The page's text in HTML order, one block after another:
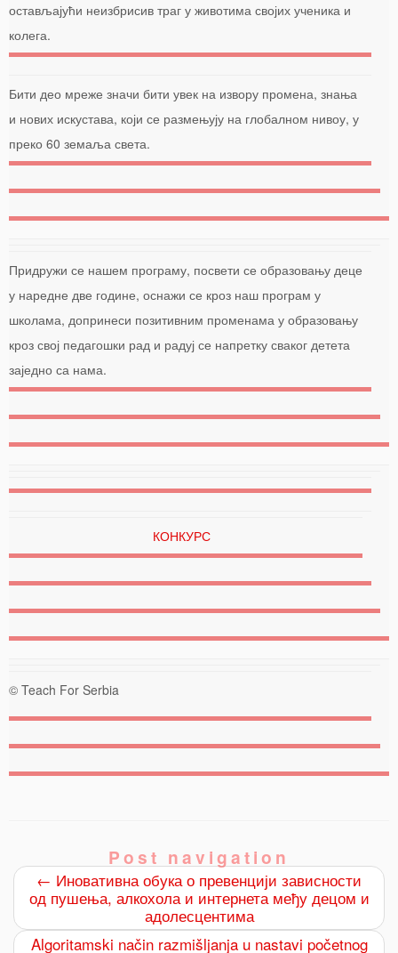
остављајући неизбрисив траг у животима својих ученика и
колега.
Бити део мреже значи бити увек на извору промена, знања
и нових искустава, који се размењују на глобалном нивоу, у
преко 60 земаља света.
Придружи се нашем програму, посвети се образовању деце
у наредне две године, оснажи се кроз наш програм у
школама, допринеси позитивним променама у образовању
кроз свој педагошки рад и радуј се напретку сваког детета
заједно са нама.
КОНКУРС
© Teach For Serbia
Post navigation
← Иновативна обука о превенцији зависности
од пушења, алкохола и интернета међу децом и
адолесцентима
Algoritamski način razmišljanja u nastavi početnog